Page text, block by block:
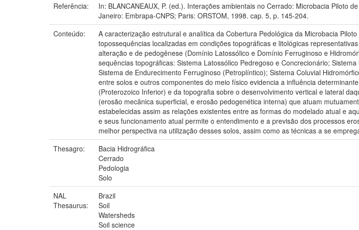
Referência:
In: BLANCANEAUX, P. (ed.). Interações ambientais no Cerrado: Microbacia Piloto
Janeiro: Embrapa-CNPS; Paris: ORSTOM, 1998. cap. 5, p. 145-204.
Conteúdo:
A caracterização estrutural e analítica da Cobertura Pedológica da Microbacia
topossequências localizadas em condições topográficas e litológicas
alteração e de pedogênese (Domínio Latossólico e Domínio Ferruginoso e
sequências topográficas: Sistema Latossólico Pedregoso e Concrecionário;
Sistema de Endurecimento Ferruginoso (Petroplíntico); Sistema Coluvial
entre solos e outros componentes do meio físico evidencia a influência
(Proterozoico Inferior) e da topografia sobre o desenvolvimento vertical e lateral
(erosão mecânica superficial, e erosão pedogenética interna) que atuam
estabelecidas assim as relações existentes entre as formas do modelado atual e
e seus funcionamento atual permite o entendimento e a previsão dos processos
melhor perspectiva na utilização desses solos, assim como as técnicas a se
Thesagro:
Bacia Hidrográfica
Cerrado
Pedologia
Solo
NAL
Thesaurus:
Brazil
Soil
Watersheds
Soil science